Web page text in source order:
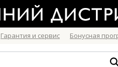
Гарантия и сервис Бонусная